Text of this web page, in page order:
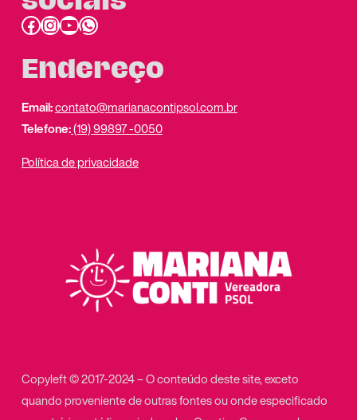
Facebook InstagramYoutube link do whatsapp
Endereço
Email:contato@marianacontipsol.com.br
Telefone:(19) 99897 -0050
Política de privacidade
Copyleft © 2017-2024 – O conteúdo deste site, exceto
quando proveniente de outras fontes ou onde especificado